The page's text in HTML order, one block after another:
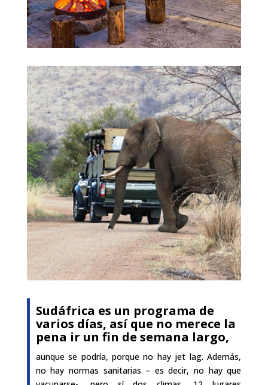
Sudáfrica es un programa de
varios días, así que no merece la
pena ir un fin de semana largo,
aunque se podría, porque no hay jet lag. Además,
no hay normas sanitarias – es decir, no hay que